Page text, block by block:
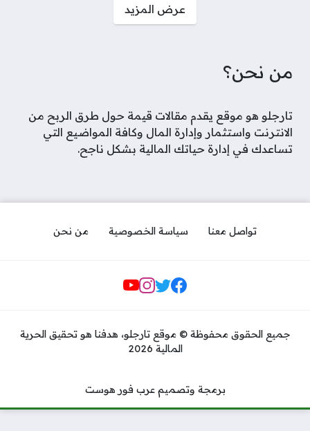
عرض المزيد
من نحن؟
تارجلو هو موقع يقدم مقالات قيمة حول طرق الربح من
الانترنت واستثمار وإدارة المال وكافة المواضيع التي
تساعدك في إدارة حياتك المالية بشكل ناجح.
تواصل معنا سياسة الخصوصية من نحن
مواقع التواصل
جميع الحقوق محفوظة © موقع تارجلو، هدفنا هو تحقيق الحرية
المالية 2026
برمجة وتصميم عرب فور هوست